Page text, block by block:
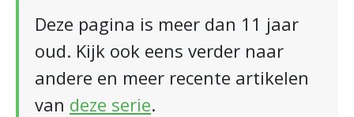
Deze pagina is meer dan 11 jaar
oud. Kijk ook eens verder naar
andere en meer recente artikelen
van deze serie.